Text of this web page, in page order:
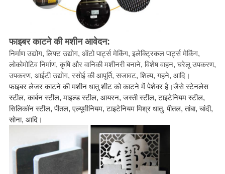
फाइबर काटने की मशीन आवेदन:
निर्माण उद्योग, लिफ्ट उद्योग, ऑटो पार्ट्स मेकिंग, इलेक्ट्रिकल पार्ट्स मेकिंग,
लोकोमोटिव निर्माण, कृषि और वानिकी मशीनरी बनाने, विशेष वाहन, घरेलू उपकरण,
उपकरण, आईटी उद्योग, रसोई की आपूर्ति, सजावट, शिल्प, गहने, आदि।
फाइबर लेजर काटने की मशीन धातु शीट को काटने में पेशेवर है।जैसे स्टेनलेस
स्टील, कार्बन स्टील, माइल्ड स्टील, आयरन, जस्ती स्टील, टाइटेनियम स्टील,
सिलिकॉन स्टील, पीतल, एल्यूमीनियम, टाइटेनियम मिश्र धातु, पीतल, तांबा, चांदी,
सोना, आदि।